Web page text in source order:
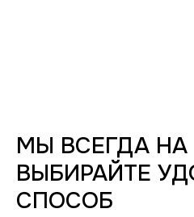
МЫ ВСЕГДА НА
ВЫБИРАЙТЕ
СПОСОБ